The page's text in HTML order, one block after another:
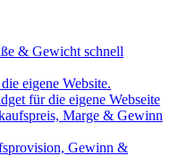
& Gewicht schnell
eigene Website.
für die eigene Webseite
Marge & Gewinn
Gewinn &